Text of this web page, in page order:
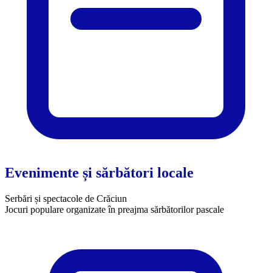
Evenimente și sărbători locale
Serbări și spectacole de Crăciun
​Jocuri populare organizate în preajma sărbătorilor pascale